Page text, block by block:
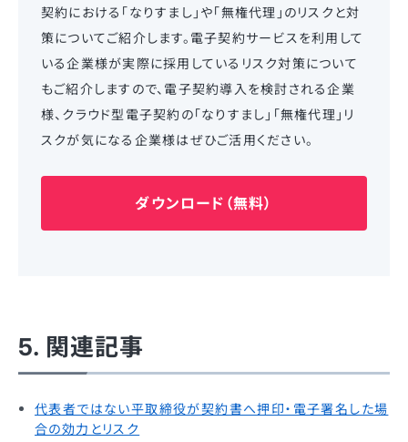
契約における「なりすまし」や「無権代理」のリスクと対
策についてご紹介します。電子契約サービスを利用して
いる企業様が実際に採用しているリスク対策について
もご紹介しますので、電子契約導入を検討される企業
様、クラウド型電子契約の「なりすまし」「無権代理」リ
スクが気になる企業様はぜひご活用ください。
ダウンロード（無料）
5. 関連記事
代表者ではない平取締役が契約書へ押印・電子署名した場
合の効力とリスク